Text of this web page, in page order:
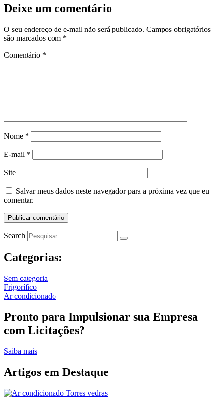
Deixe um comentário
O seu endereço de e-mail não será publicado. Campos obrigatórios
são marcados com *
Comentário *
Nome *
E-mail *
Site
Salvar meus dados neste navegador para a próxima vez que eu
comentar.
Search
Categorias:
Sem categoria
Frigorífico
Ar condicionado
Pronto para Impulsionar sua Empresa
com Licitações?
Saiba mais
Artigos em Destaque